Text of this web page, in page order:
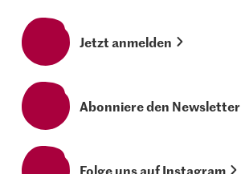
Jetzt anmelden
Abonniere den Newsletter
Folge uns auf Instagram